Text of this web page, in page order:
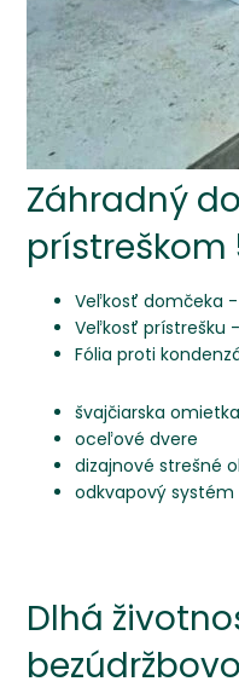
Záhradný
prístreškom
Veľkosť domčeka -
Veľkosť prístrešku
Fólia proti
švajčiarska omietka
oceľové dvere
dizajnové strešné
odkvapový systém
Dlhá